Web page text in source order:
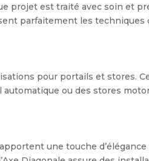
projet est traité avec soin et
parfaitement les techniques
pour portails et stores.
ou des stores
une touche